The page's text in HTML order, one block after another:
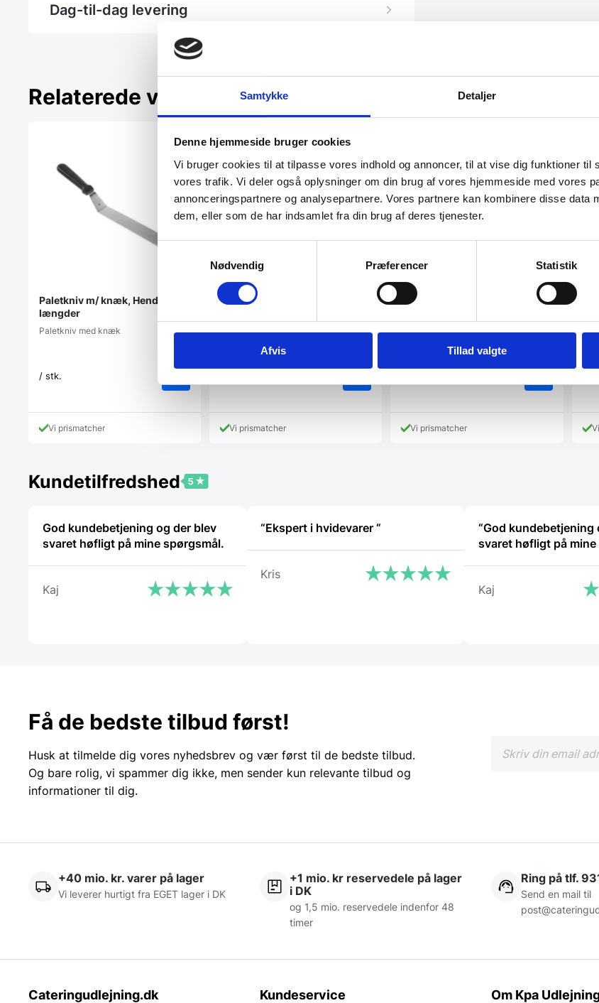
Samtykke Detaljer
Denne hjemmeside bruger cookies
Vi bruger cookies til at tilpasse vores indhold og annoncer, til at vise dig funktioner til
vores trafik. Vi deler også oplysninger om din brug af vores hjemmeside med vores
annonceringspartnere og analysepartnere. Vores partnere kan kombinere disse data
dem, eller som de har indsamlet fra din brug af deres tjenester.
Samtykkevalg
Nødvendig
Præferencer Statistik
Afvis Tillad valgte
Dag-til-dag levering
Relaterede varer
Paletkniv m/ knæk, Hendi i flere
længder
Paletkniv med knæk
/ stk.
Vi prismatcher
Ovnfad, Hendi i flere størrelser
Vi prismatcher
Skærebræt i træ, Hendi i flere
størrelser
Vi prismatcher
Kundetilfredshed
God kundebetjening og der blev
svaret høfligt på mine spørgsmål.
Kaj
“Ekspert i hvidevarer “
Kris
“God kundebetjening
svaret høfligt på mine
Kaj
Få de bedste tilbud først!
Husk at tilmelde dig vores nyhedsbrev og vær først til de bedste tilbud.
Og bare rolig, vi spammer dig ikke, men sender kun relevante tilbud og
informationer til dig.
+40 mio. kr. varer på lager
Vi leverer hurtigt fra EGET lager i DK
+1 mio. kr reservedele på lager
i DK
og 1,5 mio. reservedele indenfor 48
timer
Ring på tlf.
Send en mail til
Cateringudlejning.dk Kundeservice Om Kpa